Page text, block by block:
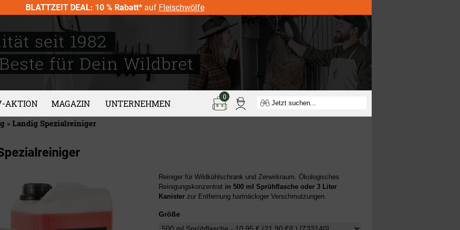
BLATTZEIT DEAL: 10 % Rabatt* auf Fleischwölfe
AKTION MAGAZIN UNTERNEHMEN
0
» Landig Spezialreiniger
Reiniger für Wildkühlschrank und Zerwirkraum. Ökologisches
Reinigungskonzentrat in 500 ml Sprühflasche oder 3 Liter
Kanister zur Entfernung hartnäckiger Verschmutzungen.
Größe